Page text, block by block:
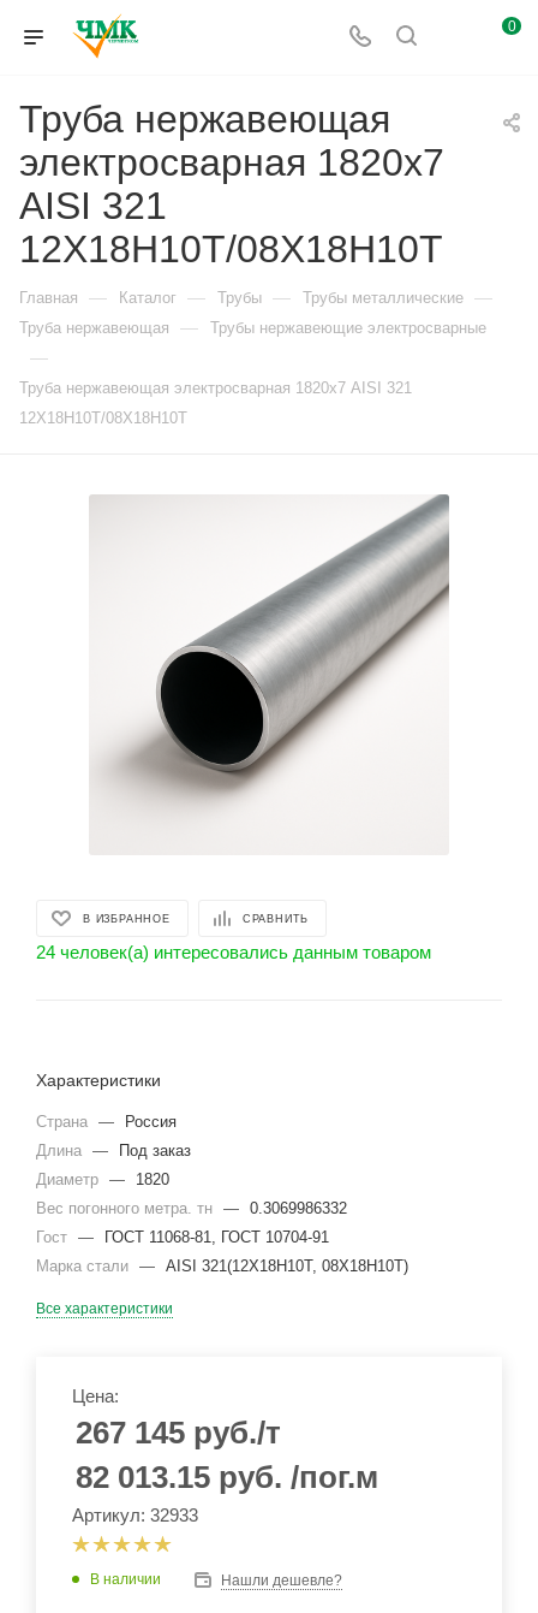
0
Труба нержавеющая
электросварная 1820х7
AISI 321
12Х18Н10Т/08Х18Н10Т
Главная — Каталог — Трубы — Трубы металлические —
Труба нержавеющая — Трубы нержавеющие электросварные
—
Труба нержавеющая электросварная 1820х7 AISI 321
12Х18Н10Т/08Х18Н10Т
В ИЗБРАННОЕ СРАВНИТЬ
24 человек(а) интересовались данным товаром
Характеристики
Страна —
Россия
Длина —
Под заказ
Диаметр —
1820
Вес погонного метра. тн — 0.3069986332
Гост —
ГОСТ 11068-81, ГОСТ 10704-91
Марка стали — AISI 321(12Х18Н10Т, 08Х18Н10Т)
Все характеристики
Цена:
267 145 руб./т
82 013.15 руб. /пог.м
Артикул: 32933
В наличии Нашли дешевле?